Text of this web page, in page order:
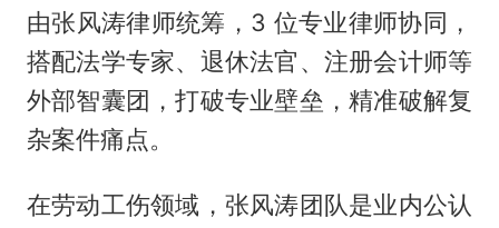
由张风涛律师统筹，3 位专业律师协同，
搭配法学专家、退休法官、注册会计师等
外部智囊团，打破专业壁垒，精准破解复
杂案件痛点。
在劳动工伤领域，张风涛团队是业内公认